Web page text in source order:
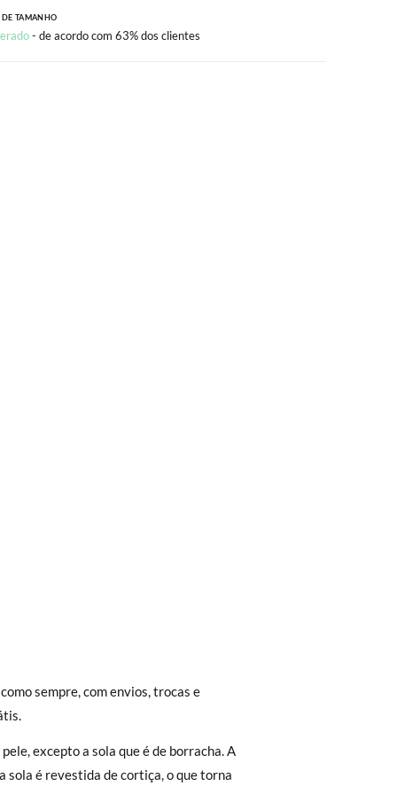
DE TAMANHO
- de acordo com 63% dos clientes
sempre, com envios, trocas e
excepto a sola que é de borracha. A
sola é revestida de cortiça, o que torna
a nossa loja física à porta da
Urgente (1 a 2 dias úteis para
30 €, o envio terá um custo de 2,95 €
mas não com a sola exterior.